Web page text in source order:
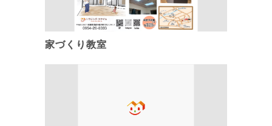
家づくり教室